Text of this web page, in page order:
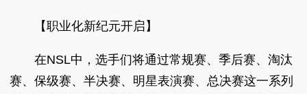
【职业化新纪元开启】
在NSL中，选手们将通过常规赛、季后赛、淘汰
赛、保级赛、半决赛、明星表演赛、总决赛这一系列